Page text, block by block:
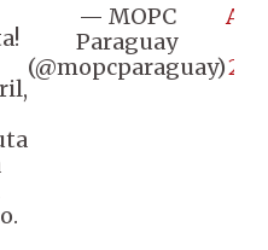
— MOPC
Paraguay
(@mopcparaguay)